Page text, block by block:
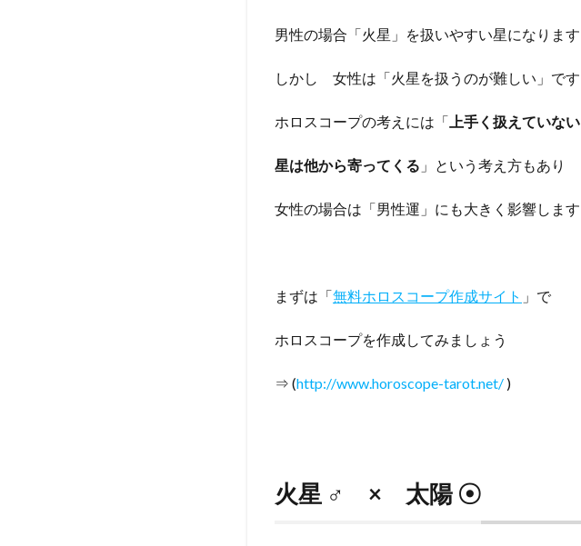
男性の場合「火星」を扱いやすい星になります
しかし 女性は「火星を扱うのが難しい」です
ホロスコープの考えには「 上手く扱えていない
星は他から寄ってくる 」という考え方もあり
女性の場合は「男性運」にも大きく影響します
まずは「無料ホロスコープ作成サイト 」で
ホロスコープを作成してみましょう
⇒ (http://www.horoscope-tarot.net/ )
火星 ♂ × 太陽 ☉